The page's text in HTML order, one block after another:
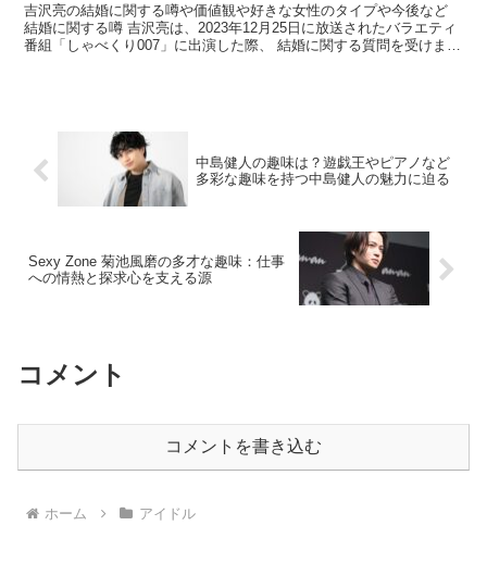
吉沢亮の結婚に関する噂や価値観や好きな女性のタイプや今後など
結婚に関する噂 吉沢亮は、2023年12月25日に放送されたバラエティ
番組「しゃべくり007」に出演した際、 結婚に関する質問を受けまし
中島健人の趣味は？遊戯王やピアノなど
多彩な趣味を持つ中島健人の魅力に迫る
Sexy Zone 菊池風磨の多才な趣味：仕事
への情熱と探求心を支える源
コメント
コメントを書き込む
ホーム アイドル